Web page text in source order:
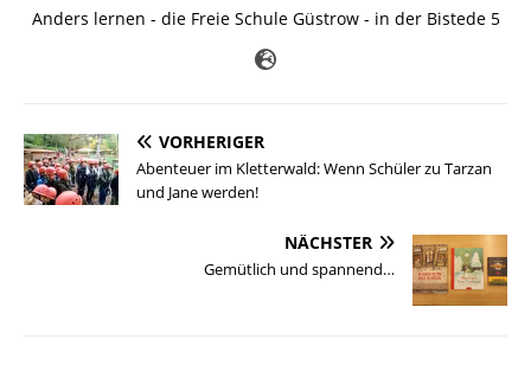
Anders lernen - die Freie Schule Güstrow - in der Bistede 5
VORHERIGER
Abenteuer im Kletterwald: Wenn Schüler zu Tarzan
und Jane werden!
NÄCHSTER
Gemütlich und spannend…